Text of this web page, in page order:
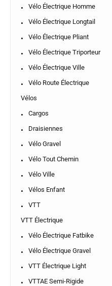
Vélo Électrique Homme
Vélo Électrique Longtail
Vélo Électrique Pliant
Vélo Électrique Triporteur
Vélo Électrique Ville
Vélo Route Électrique
Vélos
Cargos
Draisiennes
Vélo Gravel
Vélo Tout Chemin
Vélo Ville
Vélos Enfant
VTT
VTT Électrique
Vélo Électrique Fatbike
Vélo Électrique Gravel
VTT Électrique Light
VTTAE Semi-Rigide